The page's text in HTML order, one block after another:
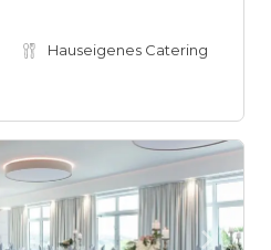
Hauseigenes Catering